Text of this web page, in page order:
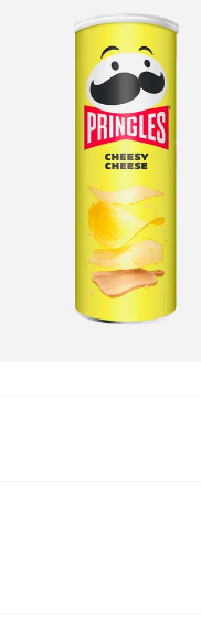
آجیل مخلوط
پسته
پسته احمد آقایی